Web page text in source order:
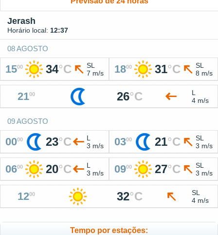
Jerash
Horário local: 12:37
08 AGOSTO
1500 34°C
SL
7 m/s
1800 31°C
SL
8 m/s
2100 26°C
L
4 m/s
09 AGOSTO
0000 23°C
L
3 m/s
0300 21°C
SL
3 m/s
0600 20°C
L
3 m/s
0900 27°C
SL
3 m/s
1200 32°C
SL
4 m/s
Tempo por estações: